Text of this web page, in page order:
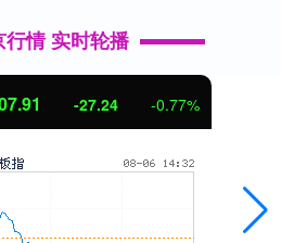
行情 实时轮播
-27.24 -0.77%